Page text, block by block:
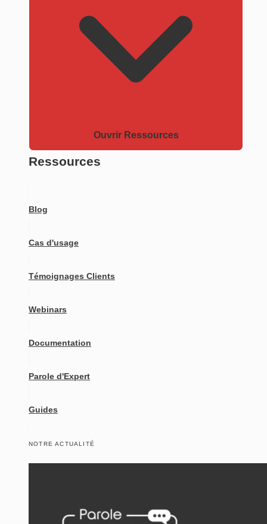
Ouvrir Ressources
Ressources
Blog
Cas d'usage
Témoignages Clients
Webinars
Documentation
Parole d'Expert
Guides
NOTRE ACTUALITÉ